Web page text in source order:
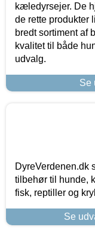
kæledyrsejer. De
de rette produkter
bredt sortiment af
kvalitet til både
udvalg.
Se
DyreVerdenen.dk
tilbehør til hunde,
fisk, reptiller og
Se